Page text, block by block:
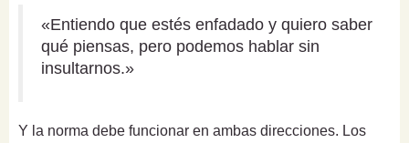
«Entiendo que estés enfadado y quiero saber
qué piensas, pero podemos hablar sin
insultarnos.»
Y la norma debe funcionar en ambas direcciones. Los